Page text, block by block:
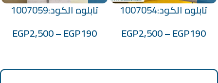
تابلوه الكود:1007054
EGP190
–
EGP2,500
تابلوه الكود:1007059
EGP190
–
EGP2,500